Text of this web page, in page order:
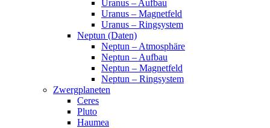
Uranus – Aufbau
Uranus – Magnetfeld
Uranus – Ringsystem
Neptun (Daten)
Neptun – Atmosphäre
Neptun – Aufbau
Neptun – Magnetfeld
Neptun – Ringsystem
Zwergplaneten
Ceres
Pluto
Haumea